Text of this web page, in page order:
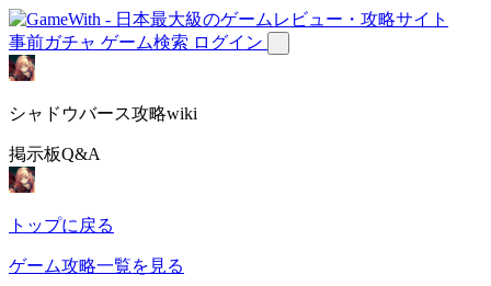
事前ガチャ ゲーム検索 ログイン
シャドウバース攻略wiki
掲示板Q&A
トップに戻る
ゲーム攻略一覧を見る